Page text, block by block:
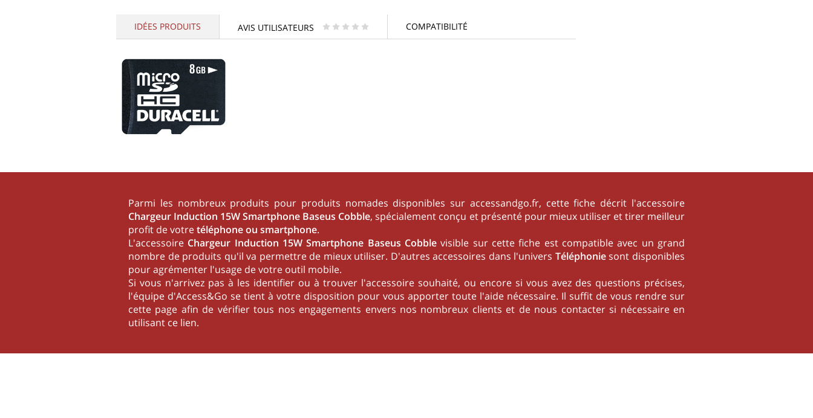
IDÉES PRODUITS AVIS UTILISATEURS * * * * * COMPATIBILITÉ
Parmi les nombreux produits pour produits nomades disponibles sur accessandgo.fr, cette fiche décrit l'accessoire
Chargeur Induction 15W Smartphone Baseus Cobble, spécialement conçu et présenté pour mieux utiliser et tirer meilleur
profit de votretéléphone ou smartphone.
L'accessoire Chargeur Induction 15W Smartphone Baseus Cobble visible sur cette fiche est compatible avec un grand
nombre de produits qu'il va permettre de mieux utiliser. D'autres accessoires dans l'univers Téléphoniesont disponibles
pour agrémenter l'usage de votre outil mobile.
Si vous n'arrivez pas à les identifier ou à trouver l'accessoire souhaité, ou encore si vous avez des questions précises,
l'équipe d'Access&Go se tient à votre disposition pour vous apporter toute l'aide nécessaire. Il suffit de vous rendre sur
cette page afin de vérifier tous nos engagements envers nos nombreux clients et de nous contacter si nécessaire en
utilisant ce lien.